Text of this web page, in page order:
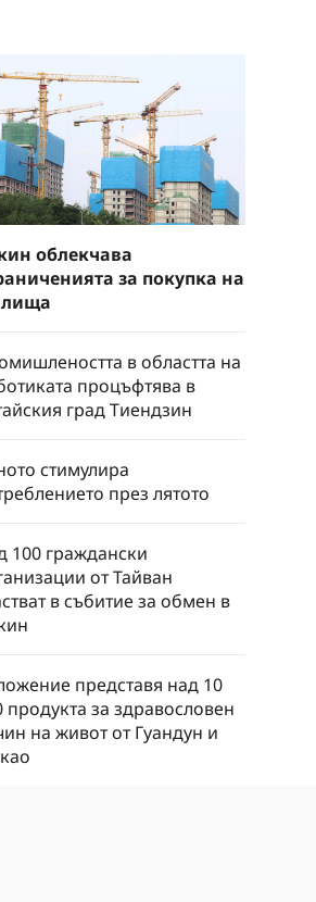
облекчава
за покупка на
в областта на
процъфтява в
град Тиендзин
стимулира
през лятото
100 граждански
от Тайван
в събитие за обмен в
представя над 10
продукта за здравословен
на живот от Гуандун и